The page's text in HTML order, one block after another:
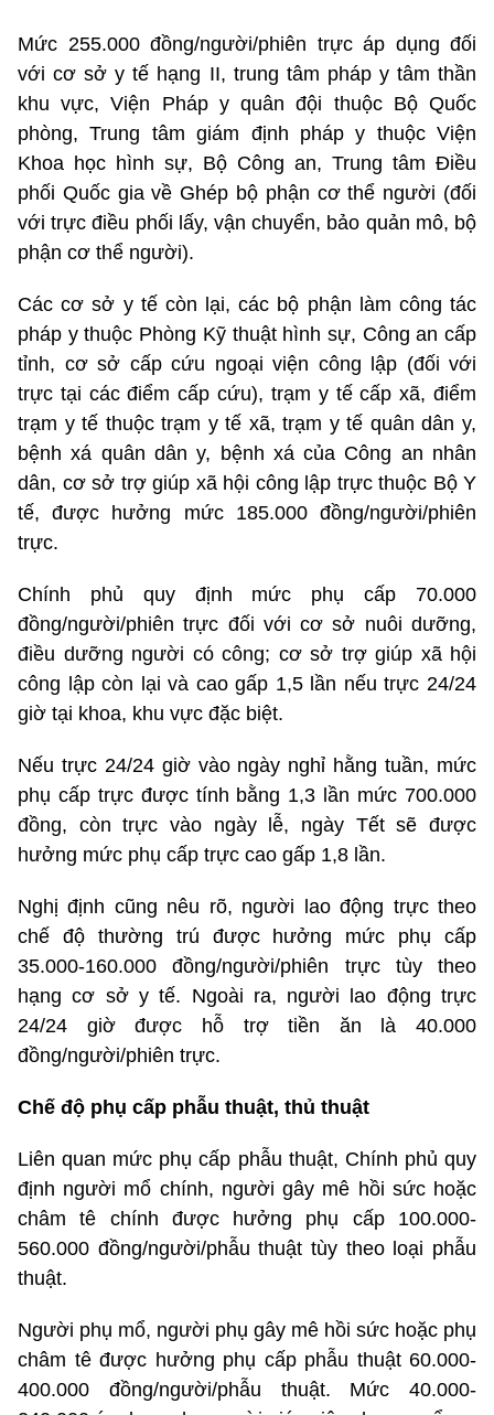
Mức 255.000 đồng/người/phiên trực áp dụng đối
với cơ sở y tế hạng II, trung tâm pháp y tâm thần
khu vực, Viện Pháp y quân đội thuộc Bộ Quốc
phòng, Trung tâm giám định pháp y thuộc Viện
Khoa học hình sự, Bộ Công an, Trung tâm Điều
phối Quốc gia về Ghép bộ phận cơ thể người (đối
với trực điều phối lấy, vận chuyển, bảo quản mô, bộ
phận cơ thể người).
Các cơ sở y tế còn lại, các bộ phận làm công tác
pháp y thuộc Phòng Kỹ thuật hình sự, Công an cấp
tỉnh, cơ sở cấp cứu ngoại viện công lập (đối với
trực tại các điểm cấp cứu), trạm y tế cấp xã, điểm
trạm y tế thuộc trạm y tế xã, trạm y tế quân dân y,
bệnh xá quân dân y, bệnh xá của Công an nhân
dân, cơ sở trợ giúp xã hội công lập trực thuộc Bộ Y
tế, được hưởng mức 185.000 đồng/người/phiên
trực.
Chính phủ quy định mức phụ cấp 70.000
đồng/người/phiên trực đối với cơ sở nuôi dưỡng,
điều dưỡng người có công; cơ sở trợ giúp xã hội
công lập còn lại và cao gấp 1,5 lần nếu trực 24/24
giờ tại khoa, khu vực đặc biệt.
Nếu trực 24/24 giờ vào ngày nghỉ hằng tuần, mức
phụ cấp trực được tính bằng 1,3 lần mức 700.000
đồng, còn trực vào ngày lễ, ngày Tết sẽ được
hưởng mức phụ cấp trực cao gấp 1,8 lần.
Nghị định cũng nêu rõ, người lao động trực theo
chế độ thường trú được hưởng mức phụ cấp
35.000-160.000 đồng/người/phiên trực tùy theo
hạng cơ sở y tế. Ngoài ra, người lao động trực
24/24 giờ được hỗ trợ tiền ăn là 40.000
đồng/người/phiên trực.
Chế độ phụ cấp phẫu thuật, thủ thuật
Liên quan mức phụ cấp phẫu thuật, Chính phủ quy
định người mổ chính, người gây mê hồi sức hoặc
châm tê chính được hưởng phụ cấp 100.000-
560.000 đồng/người/phẫu thuật tùy theo loại phẫu
thuật.
Người phụ mổ, người phụ gây mê hồi sức hoặc phụ
châm tê được hưởng phụ cấp phẫu thuật 60.000-
400.000 đồng/người/phẫu thuật. Mức 40.000-